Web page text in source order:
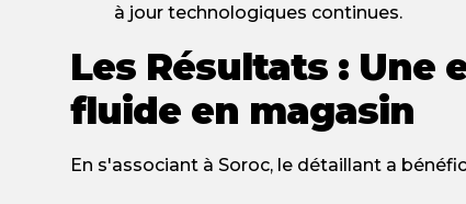
à jour technologiques continues.
Les Résultats : Une
fluide en magasin
En s'associant à Soroc, le détaillant a